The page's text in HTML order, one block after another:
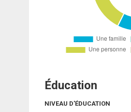
Éducation
NIVEAU D'ÉDUCATION